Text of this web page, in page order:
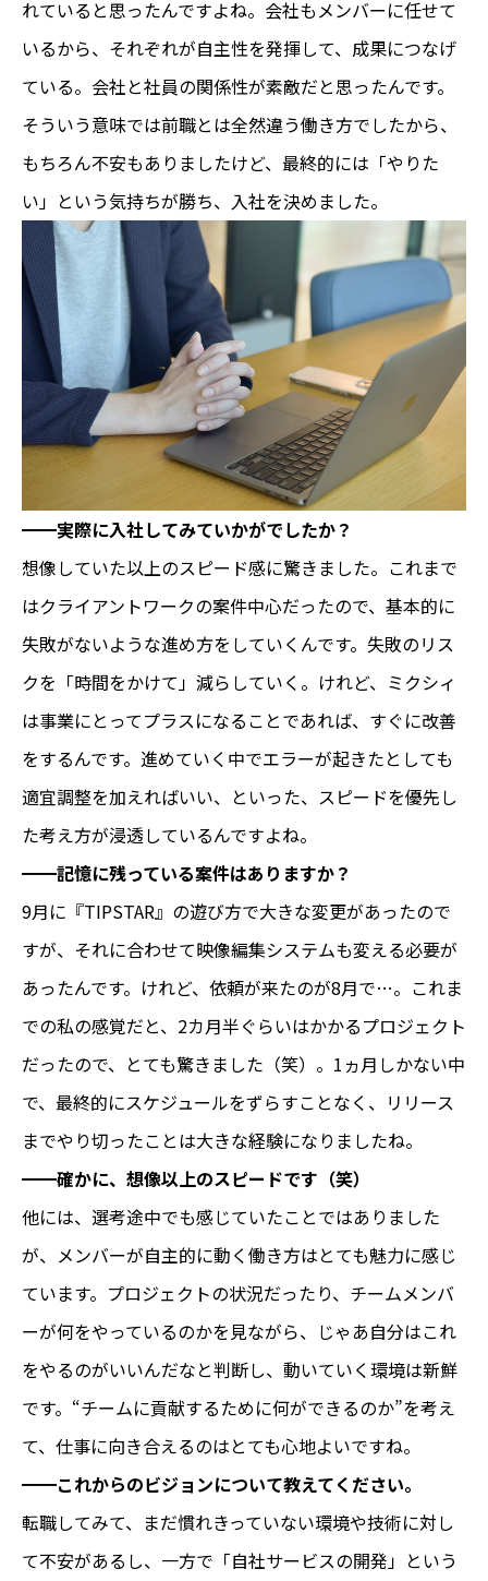
れていると思ったんですよね。会社もメンバーに任せて
いるから、それぞれが自主性を発揮して、成果につなげ
ている。会社と社員の関係性が素敵だと思ったんです。
そういう意味では前職とは全然違う働き方でしたから、
もちろん不安もありましたけど、最終的には「やりた
い」という気持ちが勝ち、入社を決めました。
━━実際に入社してみていかがでしたか？
想像していた以上のスピード感に驚きました。これまで
はクライアントワークの案件中心だったので、基本的に
失敗がないような進め方をしていくんです。失敗のリス
クを「時間をかけて」減らしていく。けれど、ミクシィ
は事業にとってプラスになることであれば、すぐに改善
をするんです。進めていく中でエラーが起きたとしても
適宜調整を加えればいい、といった、スピードを優先し
た考え方が浸透しているんですよね。
━━記憶に残っている案件はありますか？
9月に『TIPSTAR』の遊び方で大きな変更があったので
すが、それに合わせて映像編集システムも変える必要が
あったんです。けれど、依頼が来たのが8月で…。これま
での私の感覚だと、2カ月半ぐらいはかかるプロジェクト
だったので、とても驚きました（笑）。1ヵ月しかない中
で、最終的にスケジュールをずらすことなく、リリース
までやり切ったことは大きな経験になりましたね。
━━確かに、想像以上のスピードです（笑）
他には、選考途中でも感じていたことではありました
が、メンバーが自主的に動く働き方はとても魅力に感じ
ています。プロジェクトの状況だったり、チームメンバ
ーが何をやっているのかを見ながら、じゃあ自分はこれ
をやるのがいいんだなと判断し、動いていく環境は新鮮
です。“チームに貢献するために何ができるのか”を考え
て、仕事に向き合えるのはとても心地よいですね。
━━これからのビジョンについて教えてください。
転職してみて、まだ慣れきっていない環境や技術に対し
て不安があるし、一方で「自社サービスの開発」という